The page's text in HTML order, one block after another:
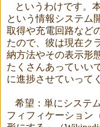
というわけです。
という情報システム
取得や充電回路など
たので、彼は現在ク
納方法やその表示形
たくさんあっていい
に進捗させていって
希望：単にシステ
フィフィケーション